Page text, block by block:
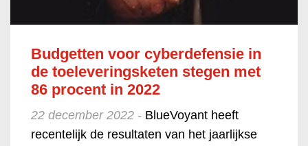
Budgetten voor cyberdefensie in
de toeleveringsketen stegen met
86 procent in 2022
22 december 2022 - BlueVoyant heeft
recentelijk de resultaten van het jaarlijkse